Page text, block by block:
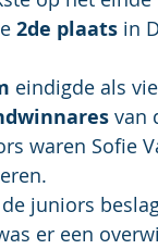
2de plaats in
eindigde als
van
waren Sofie
juniors
er een